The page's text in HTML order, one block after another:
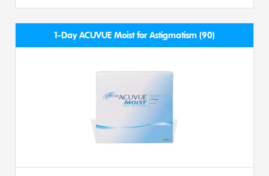
1-Day ACUVUE Moist for Astigmatism (90)